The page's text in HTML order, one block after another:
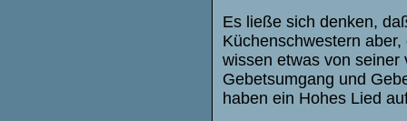
Es ließe sich denken,
Küchenschwestern
wissen etwas von seiner
Gebetsumgang und
haben ein Hohes Lied